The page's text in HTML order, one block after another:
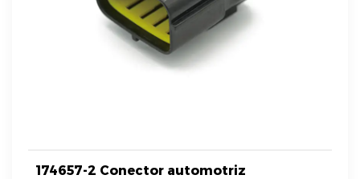
174657-2 Conector automotriz